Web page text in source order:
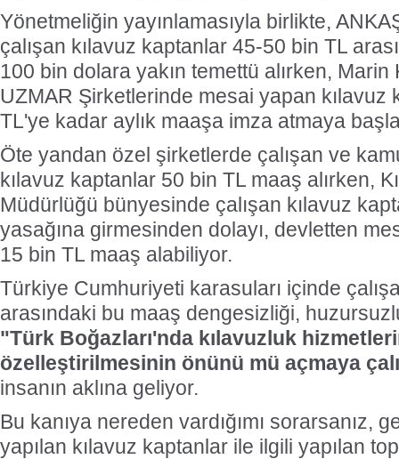
Yönetmeliğin yayınlamasıyla birlikte,
çalışan kılavuz kaptanlar 45-50 bin TL
100 bin dolara yakın temettü alırken, Marin
UZMAR Şirketlerinde mesai yapan kılavuz
TL'ye kadar aylık maaşa imza atmaya
Öte yandan özel şirketlerde çalışan ve
kılavuz kaptanlar 50 bin TL maaş alırken,
Müdürlüğü bünyesinde çalışan kılavuz
yasağına girmesinden dolayı, devletten
15 bin TL maaş alabiliyor.
Türkiye Cumhuriyeti karasuları içinde
arasındaki bu maaş dengesizliği,
"Türk Boğazları'nda kılavuzluk
özelleştirilmesinin önünü mü açmaya
insanın aklına geliyor.
Bu kanıya nereden vardığımı sorarsanız,
yapılan kılavuz kaptanlar ile ilgili yapılan